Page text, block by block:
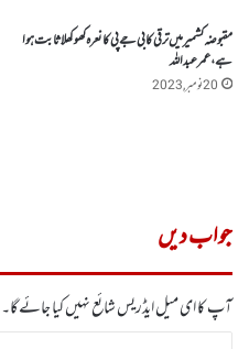
مقبوضہ کشمیرمیں ترقی کا بی جے پی کا نعرہ کھوکھلا ثابت ہوا
ہے ، عمر عبداللہ
20 نومبر, 2023
جواب دیں
آپ کا ای میل ایڈریس شائع نہیں کیا جائے گا۔